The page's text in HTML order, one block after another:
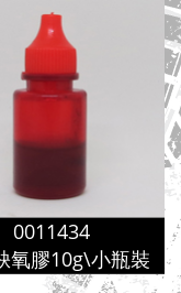
0011434
氧膠10g\小瓶裝